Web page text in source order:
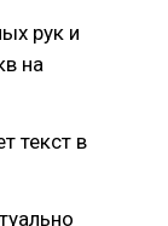
рук и
на
текст в